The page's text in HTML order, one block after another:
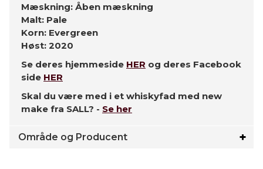
Mæskning: Åben mæskning
Malt: Pale
Korn: Evergreen
Høst: 2020
Se deres hjemmeside HER og deres Facebook
side HER
Skal du være med i et whiskyfad med new
make fra SALL? - Se her
Område og Producent